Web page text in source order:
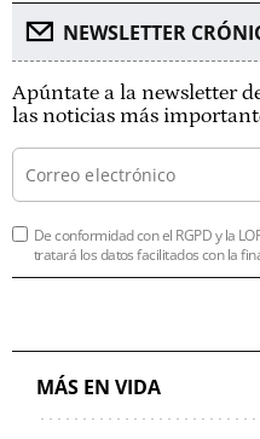
NEWSLETTER
Apúntate a la newsletter
las noticias más
De conformidad con el RGPD y la
tratará los datos facilitados con la
MÁS EN VIDA